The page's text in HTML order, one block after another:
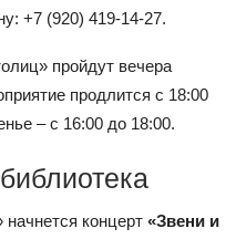
+7 (920) 419-14-27.
пройдут вечера
продлится с 18:00
– с 16:00 до 18:00.
начнется концерт «Звени и